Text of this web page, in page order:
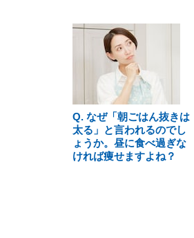
Q. なぜ「朝ごはん抜きは
太る」と言われるのでし
ょうか。昼に食べ過ぎな
ければ痩せますよね？